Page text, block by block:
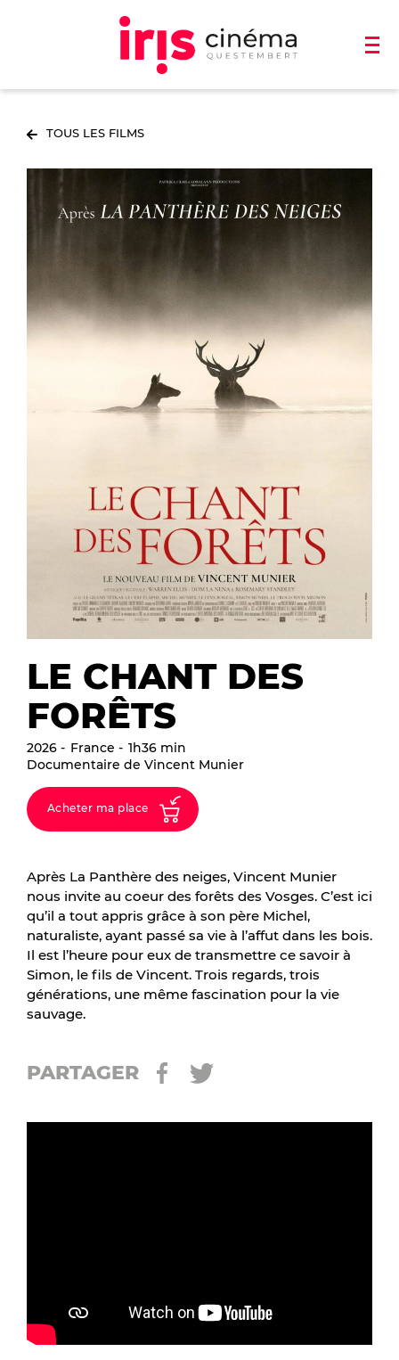
TOUS LES FILMS
LE CHANT DES
FORÊTS
2026 France
1h36 min
Documentaire de Vincent Munier
Acheter ma place
Après La Panthère des neiges, Vincent Munier
nous invite au coeur des forêts des Vosges. C’est ici
qu’il a tout appris grâce à son père Michel,
naturaliste, ayant passé sa vie à l’affut dans les bois.
Il est l’heure pour eux de transmettre ce savoir à
Simon, le fils de Vincent. Trois regards, trois
générations, une même fascination pour la vie
sauvage.
PARTAGER